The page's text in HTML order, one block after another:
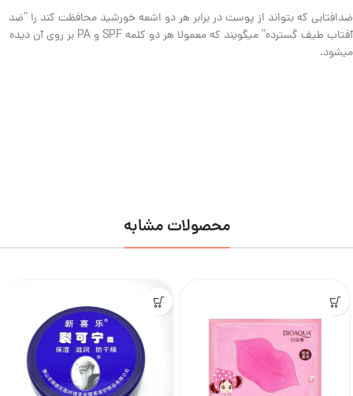
ضدافتابی که بتواند از پوست در برابر هر دو اشعه خورشید محافظت کند را “ضد
آفتاب طیف گسترده” میگویند که معمولا هر دو کلمه SPF و PA بر روی آن دیده
میشود.
محصولات مشابه